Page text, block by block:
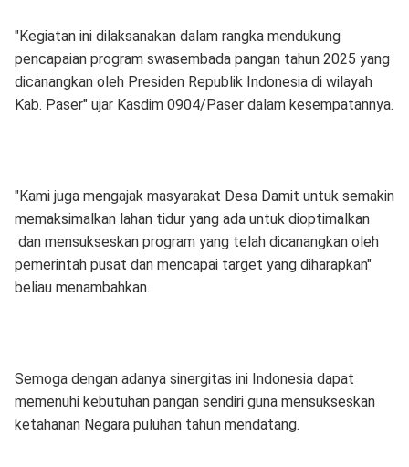
"Kegiatan ini dilaksanakan dalam rangka mendukung
pencapaian program swasembada pangan tahun 2025 yang
dicanangkan oleh Presiden Republik Indonesia di wilayah
Kab. Paser" ujar Kasdim 0904/Paser dalam kesempatannya.
"Kami juga mengajak masyarakat Desa Damit untuk semakin
memaksimalkan lahan tidur yang ada untuk dioptimalkan
dan mensukseskan program yang telah dicanangkan oleh
pemerintah pusat dan mencapai target yang diharapkan"
beliau menambahkan.
Semoga dengan adanya sinergitas ini Indonesia dapat
memenuhi kebutuhan pangan sendiri guna mensukseskan
ketahanan Negara puluhan tahun mendatang.